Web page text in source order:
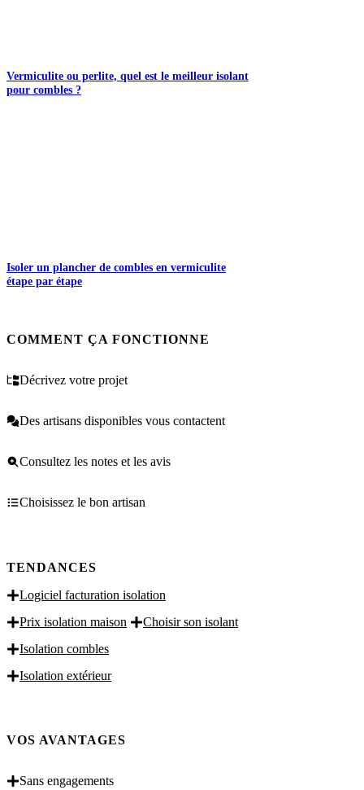
Vermiculite ou perlite, quel est le meilleur isolant
pour combles ?
Isoler un plancher de combles en vermiculite
étape par étape
COMMENT ÇA FONCTIONNE
Décrivez votre projet
Des artisans disponibles vous contactent
Consultez les notes et les avis
Choisissez le bon artisan
TENDANCES
Logiciel facturation isolation
Prix isolation maison
Choisir son isolant
Isolation combles
Isolation extérieur
VOS AVANTAGES
Sans engagements